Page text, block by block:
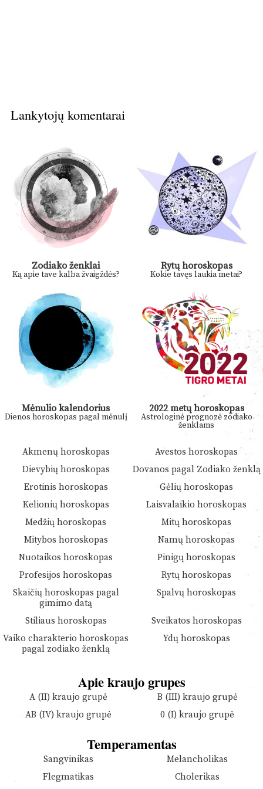
Lankytojų komentarai
Zodiako ženklai
Ką apie tave kalba žvaigždės?
Rytų horoskopas
Kokie tavęs laukia metai?
Mėnulio kalendorius
Dienos horoskopas pagal mėnulį
2022 metų horoskopas
Astrologinė prognozė zodiako
ženklams
Akmenų horoskopas
Avestos horoskopas
Dievybių horoskopas
Dovanos pagal Zodiako ženklą
Erotinis horoskopas
Gėlių horoskopas
Kelionių horoskopas
Laisvalaikio horoskopas
Medžių horoskopas
Mitų horoskopas
Mitybos horoskopas
Namų horoskopas
Nuotaikos horoskopas
Pinigų horoskopas
Profesijos horoskopas
Rytų horoskopas
Skaičių horoskopas pagal
gimimo datą
Spalvų horoskopas
Stiliaus horoskopas
Sveikatos horoskopas
Vaiko charakterio horoskopas
pagal zodiako ženklą
Ydų horoskopas
Apie kraujo grupes
A (II) kraujo grupė
B (III) kraujo grupė
AB (IV) kraujo grupė
0 (I) kraujo grupė
Temperamentas
Sangvinikas
Melancholikas
Flegmatikas
Cholerikas